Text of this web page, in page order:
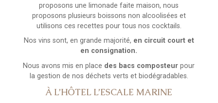
proposons une limonade faite maison, nous
proposons plusieurs boissons non alcoolisées et
utilisons ces recettes pour tous nos cocktails.
Nos vins sont, en grande majorité, en circuit court et
en consignation.
Nous avons mis en place des bacs composteurpour
la gestion de nos déchets verts et biodégradables.
À L’HÔTEL L’ESCALE MARINE